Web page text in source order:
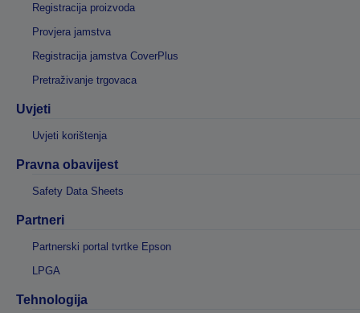
Registracija proizvoda
Provjera jamstva
Registracija jamstva CoverPlus
Pretraživanje trgovaca
Uvjeti
Uvjeti korištenja
Pravna obavijest
Safety Data Sheets
Partneri
Partnerski portal tvrtke Epson
LPGA
Tehnologija